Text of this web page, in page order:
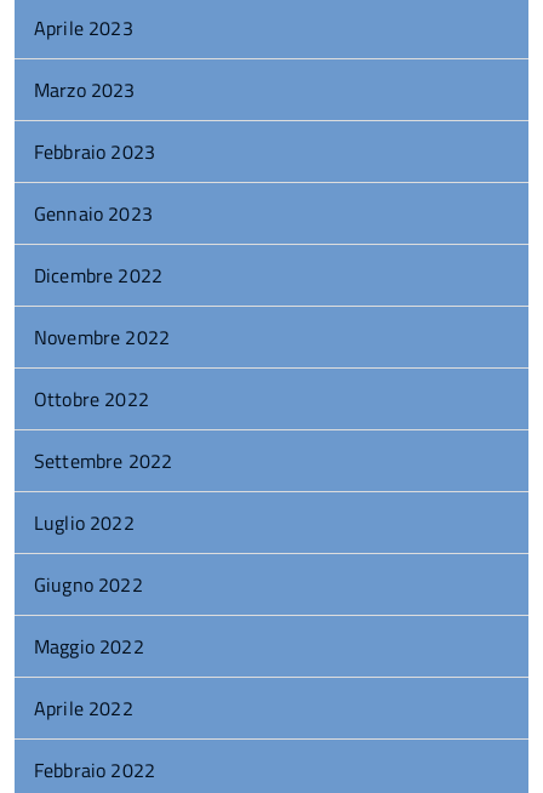
Aprile 2023
Marzo 2023
Febbraio 2023
Gennaio 2023
Dicembre 2022
Novembre 2022
Ottobre 2022
Settembre 2022
Luglio 2022
Giugno 2022
Maggio 2022
Aprile 2022
Febbraio 2022